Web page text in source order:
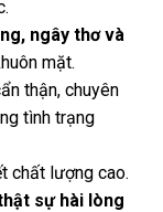
ngây thơ và
mặt.
thận, chuyên
tình trạng
chất lượng cao.
sự hài lòng